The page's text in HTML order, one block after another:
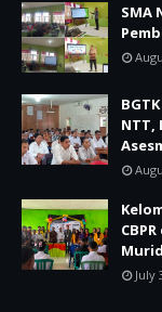
SMA
NTT,
July